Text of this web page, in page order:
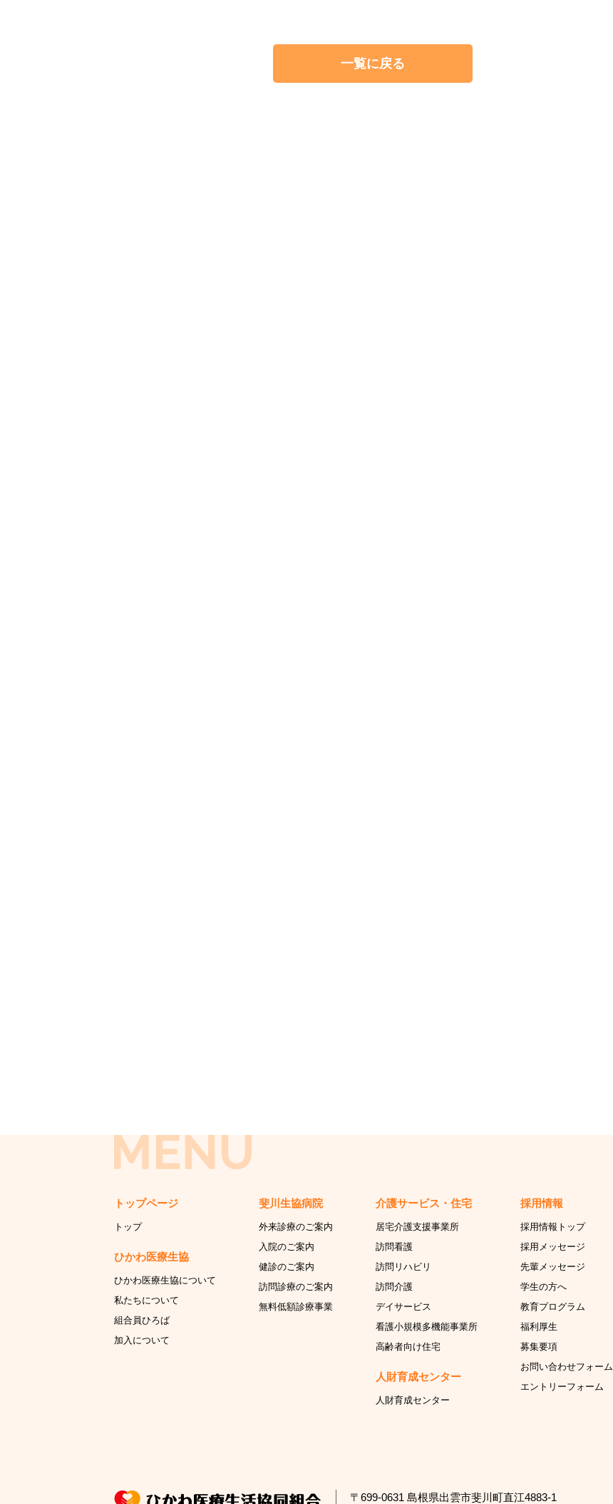
一覧に戻る
トップページ
トップ
ひかわ医療生協
ひかわ医療生協について
私たちについて
組合員ひろば
加入について
斐川生協病院
外来診療のご案内
入院のご案内
健診のご案内
訪問診療のご案内
無料低額診療事業
介護サービス・住宅
居宅介護支援事業所
訪問看護
訪問リハビリ
訪問介護
デイサービス
看護小規模多機能事業所
高齢者向け住宅
人財育成センター
人財育成センター
採用情報
採用情報トップ
採用メッセージ
先輩メッセージ
学生の方へ
教育プログラム
福利厚生
募集要項
お問い合わせフォーム
エントリーフォーム
〒699-0631 島根県出雲市斐川町直江4883-1